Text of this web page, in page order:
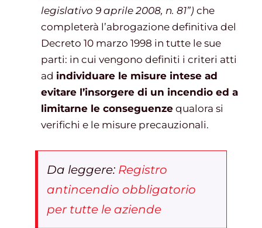
legislativo 9 aprile 2008, n. 81”) che
completerà l’abrogazione definitiva del
Decreto 10 marzo 1998 in tutte le sue
parti: in cui vengono definiti i criteri atti
ad individuare le misure intese ad
evitare l’insorgere di un incendio ed a
limitarne le conseguenze qualora si
verifichi e le misure precauzionali.
Da leggere: Registro
antincendio obbligatorio
per tutte le aziende